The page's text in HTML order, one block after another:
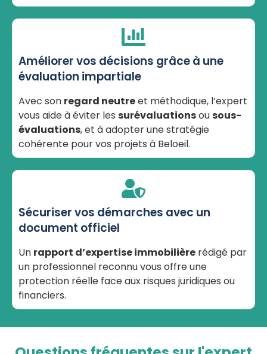
Améliorer vos décisions grâce à une
évaluation impartiale
Avec son regard neutreet méthodique, l’expert
vous aide à éviter les surévaluationsousous-
évaluations, et à adopter une stratégie
cohérente pour vos projets à Beloeil.
Sécuriser vos démarches avec un
document officiel
Un rapport d’expertise immobilière rédigé par
un professionnel reconnu vous offre une
protection réelle face aux risques juridiques ou
financiers.